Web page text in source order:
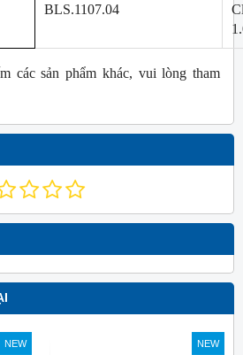
BLS.1107.04
các sản phẩm khác, vui lòng tham
NEW NEW